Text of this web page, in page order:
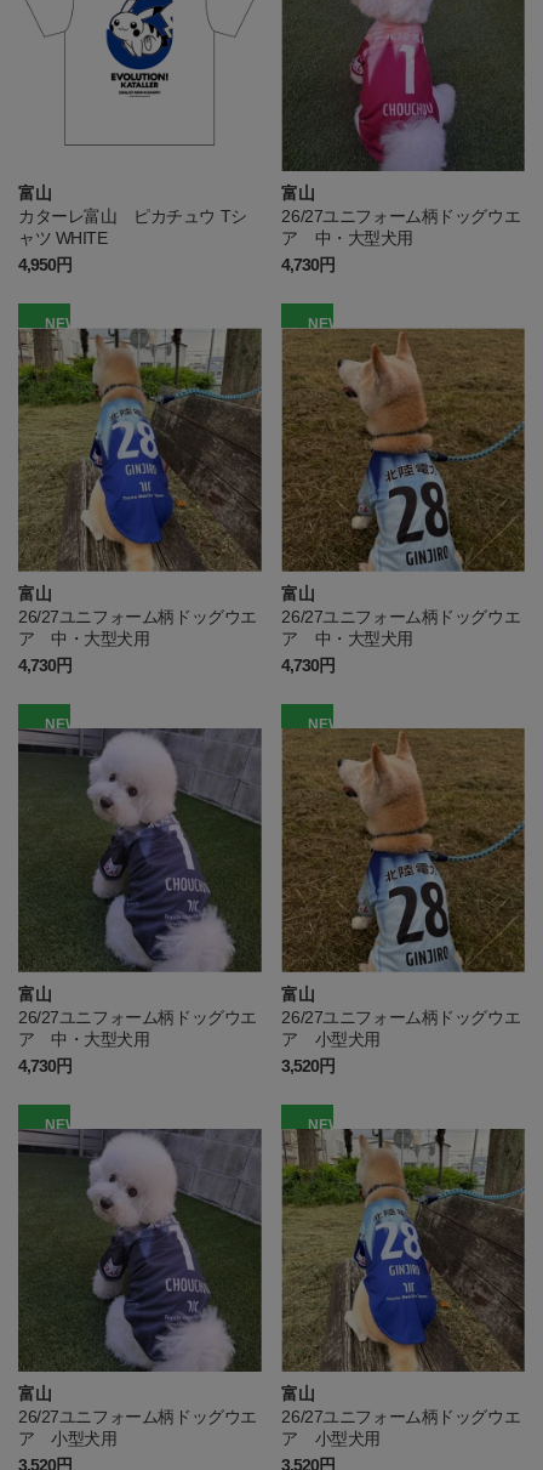
富山
カターレ富山 ピカチュウ Tシ
ャツ WHITE
4,950円
富山
26/27ユニフォーム柄ドッグウエ
ア 中・大型犬用
4,730円
NEW
富山
26/27ユニフォーム柄ドッグウエ
ア 中・大型犬用
4,730円
NEW
富山
26/27ユニフォーム柄ドッグウエ
ア 中・大型犬用
4,730円
NEW
富山
26/27ユニフォーム柄ドッグウエ
ア 中・大型犬用
4,730円
NEW
富山
26/27ユニフォーム柄ドッグウエ
ア 小型犬用
3,520円
NEW
富山
26/27ユニフォーム柄ドッグウエ
ア 小型犬用
3,520円
NEW
富山
26/27ユニフォーム柄ドッグウエ
ア 小型犬用
3,520円